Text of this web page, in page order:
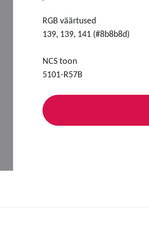
RGB väärtused
139, 139, 141 (#8b8b8d)
NCS toon
5101-R57B